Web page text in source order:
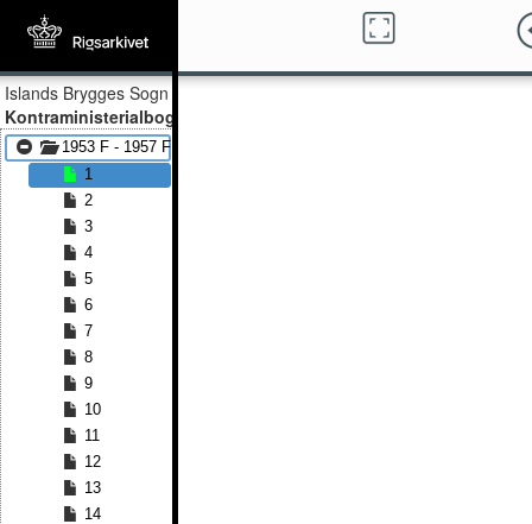
Islands Brygges Sogn
Kontraministerialbog
1953 F - 1957 F
1
2
3
4
5
6
7
8
9
10
11
12
13
14